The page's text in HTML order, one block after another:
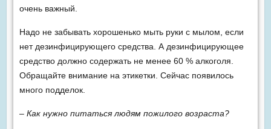
очень важный.
Надо не забывать хорошенько мыть руки с мылом, если
нет дезинфицирующего средства. А дезинфицирующее
средство должно содержать не менее 60 % алкоголя.
Обращайте внимание на этикетки. Сейчас появилось
много подделок.
– Как нужно питаться людям пожилого возраста?